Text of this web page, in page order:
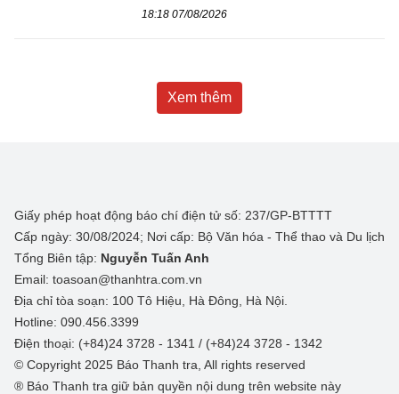
18:18 07/08/2026
Xem thêm
Giấy phép hoạt động báo chí điện tử số: 237/GP-BTTTT
Cấp ngày: 30/08/2024; Nơi cấp: Bộ Văn hóa - Thể thao và Du lịch
Tổng Biên tập: Nguyễn Tuấn Anh
Email: toasoan@thanhtra.com.vn
Địa chỉ tòa soạn: 100 Tô Hiệu, Hà Đông, Hà Nội.
Hotline: 090.456.3399
Điện thoại: (+84)24 3728 - 1341 / (+84)24 3728 - 1342
© Copyright 2025 Báo Thanh tra, All rights reserved
® Báo Thanh tra giữ bản quyền nội dung trên website này